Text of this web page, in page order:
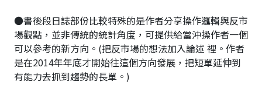
●書後段日誌部份比較特殊的是作者分享操作邏輯與反市
場觀點，並非傳統的統計角度，可提供給當沖操作者一個
可以參考的新方向。(把反市場的想法加入論述 裡。作者
是在2014年年底才開始往這個方向發展，把短單延伸到
有能力去抓到趨勢的長單。)